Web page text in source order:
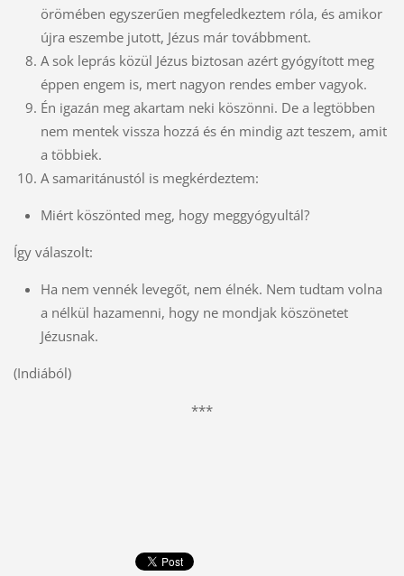
örömében egyszerűen megfeledkeztem róla, és amikor
újra eszembe jutott, Jézus már továbbment.
A sok leprás közül Jézus biztosan azért gyógyított meg
éppen engem is, mert nagyon rendes ember vagyok.
Én igazán meg akartam neki köszönni. De a legtöbben
nem mentek vissza hozzá és én mindig azt teszem, amit
a többiek.
A samaritánustól is megkérdeztem:
Miért köszönted meg, hogy meggyógyultál?
Így válaszolt:
Ha nem vennék levegőt, nem élnék. Nem tudtam volna
a nélkül hazamenni, hogy ne mondjak köszönetet
Jézusnak.
(Indiából)
***